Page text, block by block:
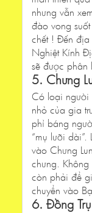
nhưng vẫn
đào vong
chết ! Đến
Nghiệt Kính
sẽ được phân
5. Chưng
Có loại người
nhỏ của gia
phỉ báng
“mụ lưỡi
vào Chưng
chưng.
còn phải để
chuyển vào
6. Đồng